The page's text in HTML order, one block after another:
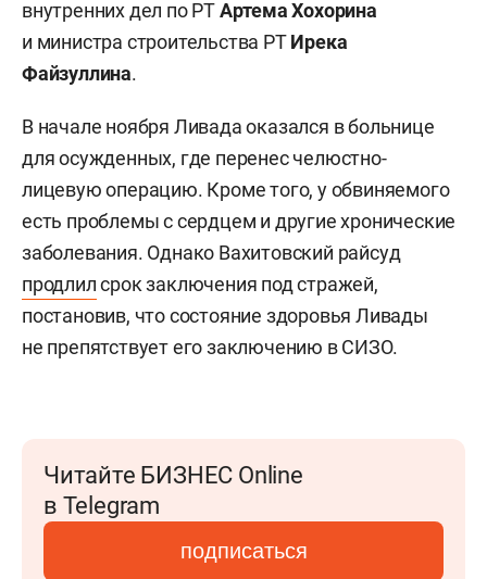
внутренних дел по РТАртема Хохорина
и министра строительства РТИрека
Файзуллина.
В начале ноября Ливада оказался в больнице
для осужденных, где перенес челюстно-
лицевую операцию. Кроме того, у обвиняемого
есть проблемы с сердцем и другие хронические
заболевания. Однако Вахитовский райсуд
продлилсрок заключения под стражей,
постановив, что состояние здоровья Ливады
не препятствует его заключению в СИЗО.
Читайте БИЗНЕС Online
в Telegram
подписаться